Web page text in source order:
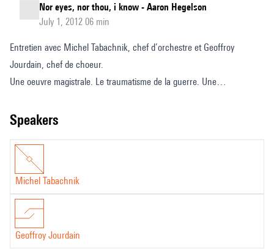
Nor eyes, nor thou, i know - Aaron Hegelson
July 1, 2012 06 min
Entretien avec Michel Tabachnik, chef d’orchestre et Geoffroy
Jourdain, chef de choeur.
Une oeuvre magistrale. Le traumatisme de la guerre. Une
part.
Cadrage, montage : Christophe Ecoffet
© Philharmonie de Paris, 2015
speakers
Michel Tabachnik
Geoffroy Jourdain